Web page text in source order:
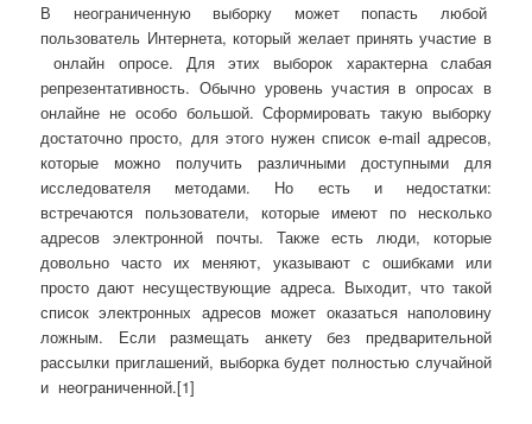
В неограниченную выборку может попасть любой
пользователь Интернета, который желает принять участие в
онлайн опросе. Для этих выборок характерна слабая
репрезентативность. Обычно уровень участия в опросах в
онлайне не особо большой. Сформировать такую выборку
достаточно просто, для этого нужен список e-mail адресов,
которые можно получить различными доступными для
исследователя методами. Но есть и недостатки:
встречаются пользователи, которые имеют по несколько
адресов электронной почты. Также есть люди, которые
довольно часто их меняют, указывают с ошибками или
просто дают несуществующие адреса. Выходит, что такой
список электронных адресов может оказаться наполовину
ложным. Если размещать анкету без предварительной
рассылки приглашений, выборка будет полностью случайной
и неограниченной.[1]